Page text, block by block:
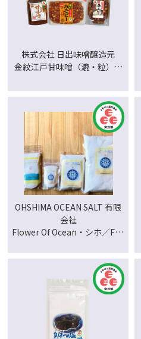
株式会社 日出味噌醸造元
金紋江戸甘味噌（漉・粒）／
OHSHIMA OCEAN SALT 有限
会社
Flower Of Ocean・シホ／Full